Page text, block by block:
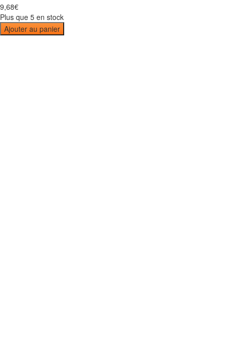
9,68€
Plus que 5 en stock
Ajouter au panier